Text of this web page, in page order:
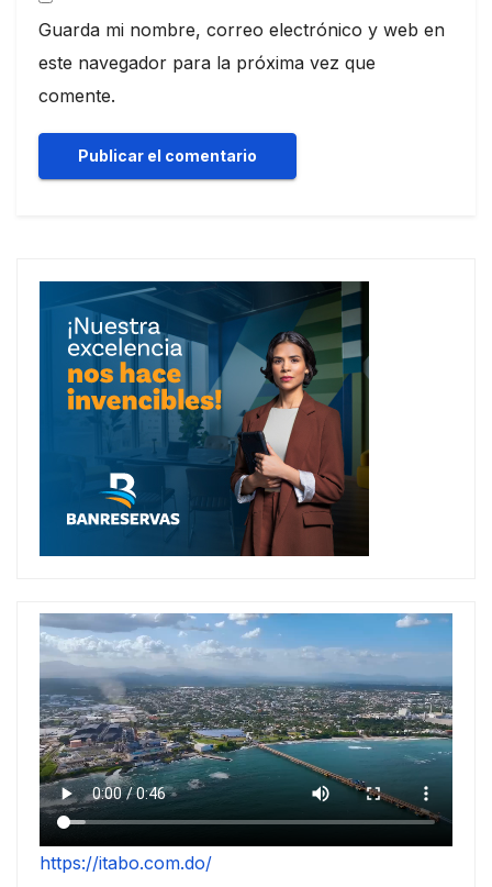
Guarda mi nombre, correo electrónico y web en
este navegador para la próxima vez que
comente.
https://itabo.com.do/